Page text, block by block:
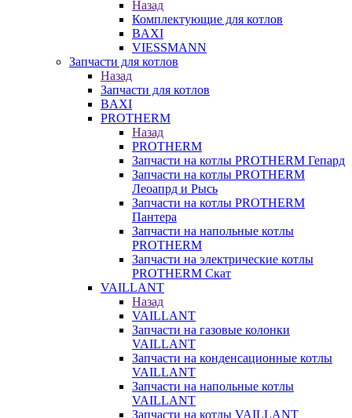
Назад
Комплектующие для котлов
BAXI
VIESSMANN
Запчасти для котлов
Назад
Запчасти для котлов
BAXI
PROTHERM
Назад
PROTHERM
Запчасти на котлы PROTHERM Гепард
Запчасти на котлы PROTHERM
Леоапрд и Рысь
Запчасти на котлы PROTHERM
Пантера
Запчасти на напольные котлы
PROTHERM
Запчасти на электрические котлы
PROTHERM Скат
VAILLANT
Назад
VAILLANT
Запчасти на газовые колонки
VAILLANT
Запчасти на конденсационные котлы
VAILLANT
Запчасти на напольные котлы
VAILLANT
Запчасти на котлы VAILLANT